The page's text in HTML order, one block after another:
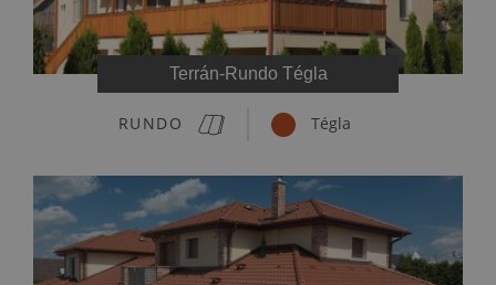
Terrán-Rundo Tégla
RUNDO Tégla